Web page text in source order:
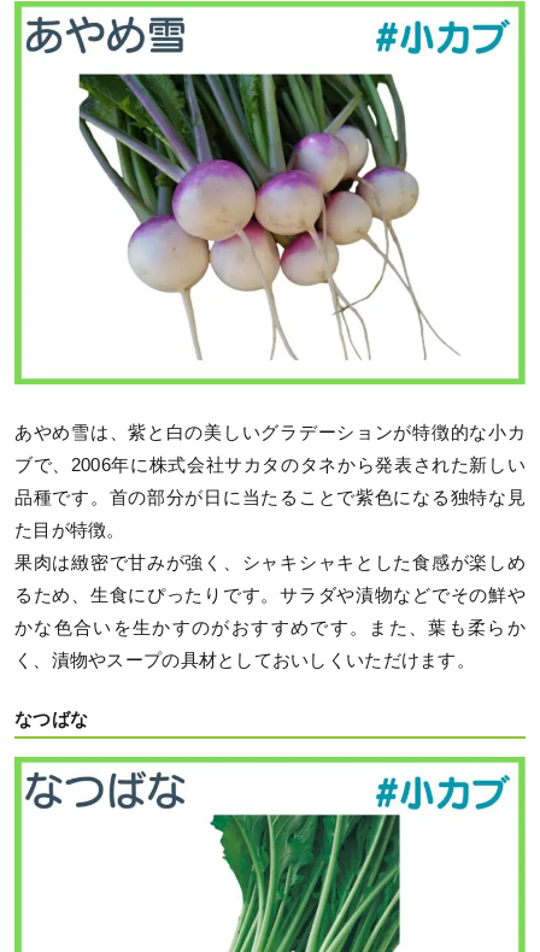
あやめ雪は、紫と白の美しいグラデーションが特徴的な小カ
ブで、2006年に株式会社サカタのタネから発表された新しい
品種です。首の部分が日に当たることで紫色になる独特な見
た目が特徴。
果肉は緻密で甘みが強く、シャキシャキとした食感が楽しめ
るため、生食にぴったりです。サラダや漬物などでその鮮や
かな色合いを生かすのがおすすめです。また、葉も柔らか
く、漬物やスープの具材としておいしくいただけます。
なつばな